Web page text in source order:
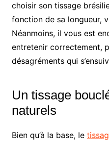
choisir son tissage
fonction de sa longueur,
Néanmoins, il vous est
entretenir correctement,
désagréments qui
Un tissage
naturels
Bien qu’à la base, le